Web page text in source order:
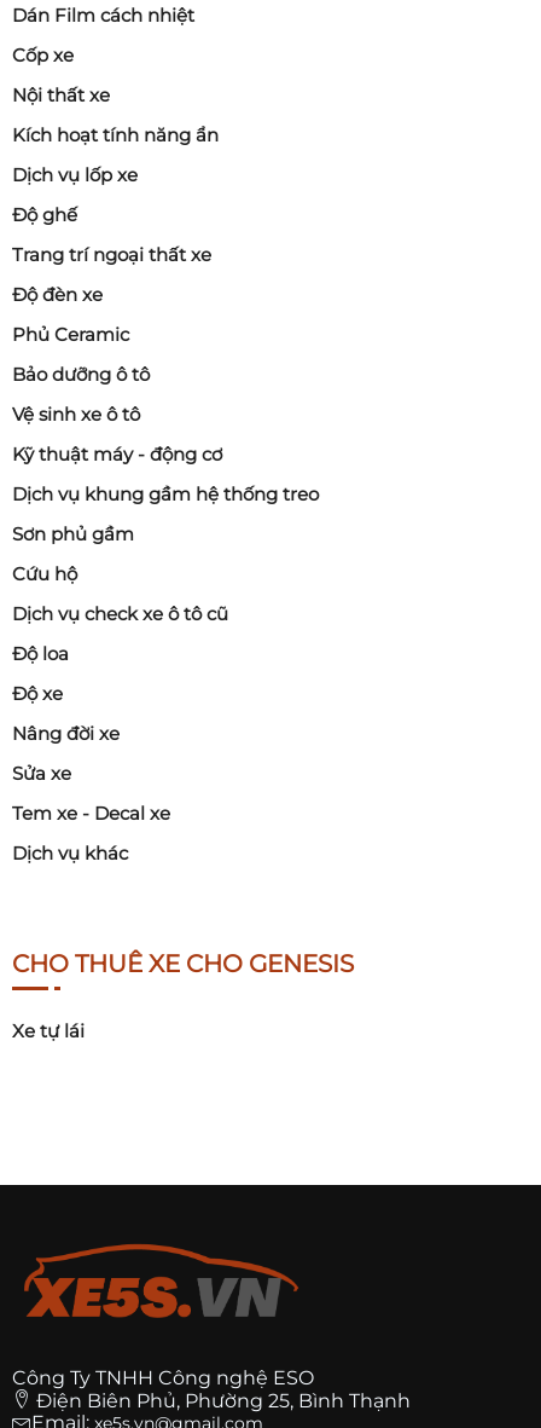
Dán Film cách nhiệt
Cốp xe
Nội thất xe
Kích hoạt tính năng ẩn
Dịch vụ lốp xe
Độ ghế
Trang trí ngoại thất xe
Độ đèn xe
Phủ Ceramic
Bảo dưỡng ô tô
Vệ sinh xe ô tô
Kỹ thuật máy - động cơ
Dịch vụ khung gầm hệ thống treo
Sơn phủ gầm
Cứu hộ
Dịch vụ check xe ô tô cũ
Độ loa
Độ xe
Nâng đời xe
Sửa xe
Tem xe - Decal xe
Dịch vụ khác
CHO THUÊ XE CHO GENESIS
Xe tự lái
Công Ty TNHH Công nghệ ESO
Điện Biên Phủ, Phường 25, Bình Thạnh
Email: xe5s.vn@gmail.com